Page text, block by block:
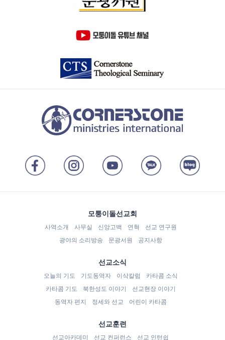
모퉁이돌선교회
사역소개 사무실 신앙고백 연혁
선교 연구원
광야의 소리방송
문광서원 공지사항
선교소식
오늘의 기도 기도동역자 이삭칼럼
카타콤 소식
카타콤 기도
북한성도 이야기
선교현장 이야기
동역자 편지
정세와 선교 어린이 카타콤
선교훈련
선교아카데미 선교 컨퍼런스 선교 인턴쉽